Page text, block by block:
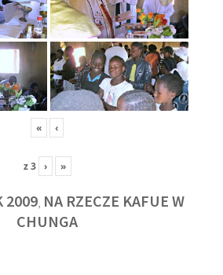
« ‹
z3 › »
2009, NA RZECZE KAFUE W
CHUNGA